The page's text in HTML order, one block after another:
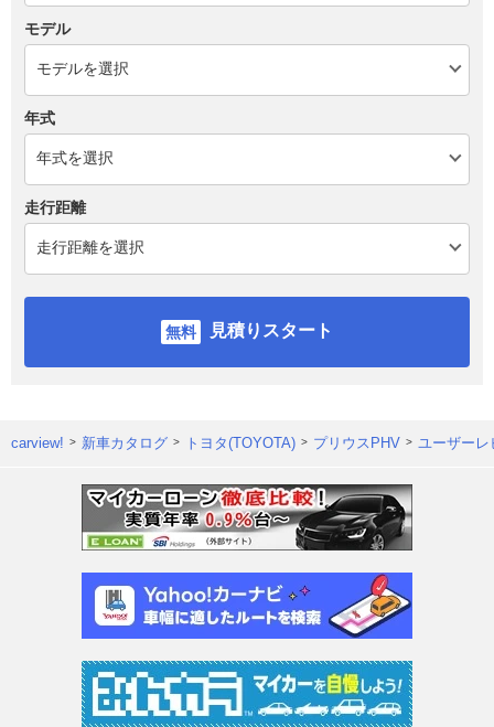
モデル
年式
走行距離
見積りスタート
carview! 新車カタログ トヨタ(TOYOTA) プリウスPHV ユーザー